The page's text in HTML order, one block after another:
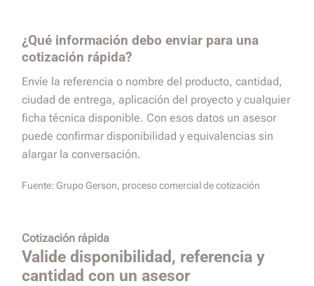
¿Qué información debo enviar para una
cotización rápida?
Envíe la referencia o nombre del producto, cantidad,
ciudad de entrega, aplicación del proyecto y cualquier
ficha técnica disponible. Con esos datos un asesor
puede confirmar disponibilidad y equivalencias sin
alargar la conversación.
Fuente: Grupo Gerson, proceso comercial de cotización
Cotización rápida
Valide disponibilidad, referencia y
cantidad con un asesor